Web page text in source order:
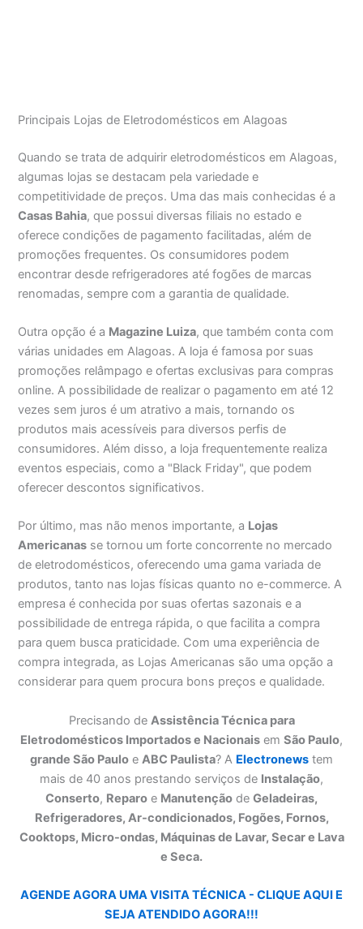
Principais Lojas de Eletrodomésticos em Alagoas
Quando se trata de adquirir eletrodomésticos em Alagoas,
algumas lojas se destacam pela variedade e
competitividade de preços. Uma das mais conhecidas é a
Casas Bahia, que possui diversas filiais no estado e
oferece condições de pagamento facilitadas, além de
promoções frequentes. Os consumidores podem
encontrar desde refrigeradores até fogões de marcas
renomadas, sempre com a garantia de qualidade.
Outra opção é a Magazine Luiza, que também conta com
várias unidades em Alagoas. A loja é famosa por suas
promoções relâmpago e ofertas exclusivas para compras
online. A possibilidade de realizar o pagamento em até 12
vezes sem juros é um atrativo a mais, tornando os
produtos mais acessíveis para diversos perfis de
consumidores. Além disso, a loja frequentemente realiza
eventos especiais, como a "Black Friday", que podem
oferecer descontos significativos.
Por último, mas não menos importante, a Lojas
Americanas se tornou um forte concorrente no mercado
de eletrodomésticos, oferecendo uma gama variada de
produtos, tanto nas lojas físicas quanto no e-commerce. A
empresa é conhecida por suas ofertas sazonais e a
possibilidade de entrega rápida, o que facilita a compra
para quem busca praticidade. Com uma experiência de
compra integrada, as Lojas Americanas são uma opção a
considerar para quem procura bons preços e qualidade.
Precisando de Assistência Técnica para
Eletrodomésticos Importados e Nacionais em São Paulo,
grande São Paulo e ABC Paulista? A Electronews tem
mais de 40 anos prestando serviços de Instalação,
Conserto, Reparo e Manutenção de Geladeiras,
Refrigeradores, Ar-condicionados, Fogões, Fornos,
Cooktops, Micro-ondas, Máquinas de Lavar, Secar e Lava
e Seca.
AGENDE AGORA UMA VISITA TÉCNICA - CLIQUE AQUI E
SEJA ATENDIDO AGORA!!!